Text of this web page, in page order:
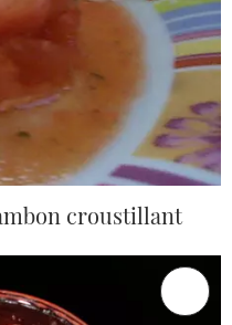
croustillant